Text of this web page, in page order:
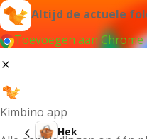
Altijd de actuele
Toevoegen aan Chrome
Kimbino app
Hek